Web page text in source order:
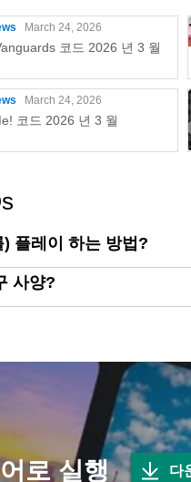
March 24, 2026
코드 2026 년 3 월
March 24, 2026
코드 2026 년 3 월
플레이 하는 방법?
사양?
로 실행 다